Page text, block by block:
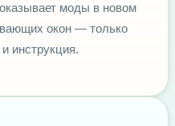
моды в новом
окон — только
инструкция.